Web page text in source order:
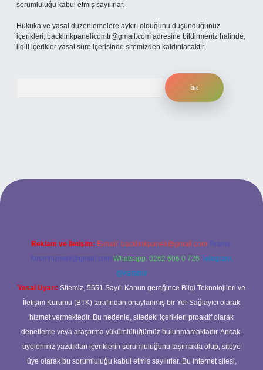
sorumluluğu kabul etmiş sayılırlar.
Hukuka ve yasal düzenlemelere aykırı olduğunu düşündüğünüz
içerikleri, backlinkpanelicomtr@gmail.com adresine bildirmeniz halinde,
ilgili içerikler yasal süre içerisinde sitemizden kaldırılacaktır.
bahis sitesi
Reklam ve İletişim: E-mail: backlinkpaneli@gmail.com Teams:
forumhizmeti@gmail.com Whatsapp: 0262 606 0 726 Telegram:
@karabul
Yasal Uyarı: Sitemiz, 5651 Sayılı Kanun gereğince Bilgi Teknolojileri ve
İletişim Kurumu (BTK) tarafından onaylanmış bir Yer Sağlayıcı olarak
hizmet vermektedir. Bu nedenle, sitedeki içerikleri proaktif olarak
denetleme veya araştırma yükümlülüğümüz bulunmamaktadır. Ancak,
üyelerimiz yazdıkları içeriklerin sorumluluğunu taşımakta olup, siteye
üye olarak bu sorumluluğu kabul etmiş sayılırlar. Bu internet sitesi,